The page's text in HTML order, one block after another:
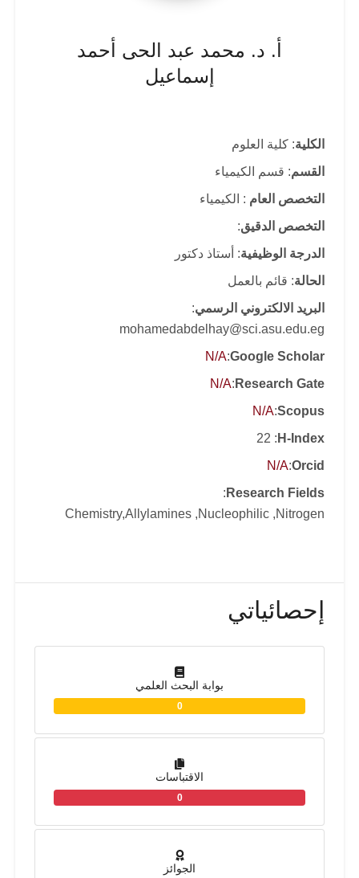
أ. د. محمد عبد الحى أحمد
إسماعيل
الكلية: كلية العلوم
القسم: قسم الكيمياء
التخصص العام : الكيمياء
التخصص الدقيق:
الدرجة الوظيفية: أستاذ دكتور
الحالة: قائم بالعمل
البريد الالكتروني الرسمي:
mohamedabdelhay@sci.asu.edu.eg
Google Scholar
:
N/A
Research Gate
:
N/A
Scopus
:
N/A
H-Index
: 22
Orcid
:
N/A
Research Fields
:
Chemistry,Allylamines ,Nucleophilic ,Nitrogen
إحصائياتي
بوابة البحث العلمي
0
الاقتباسات
0
الجوائز